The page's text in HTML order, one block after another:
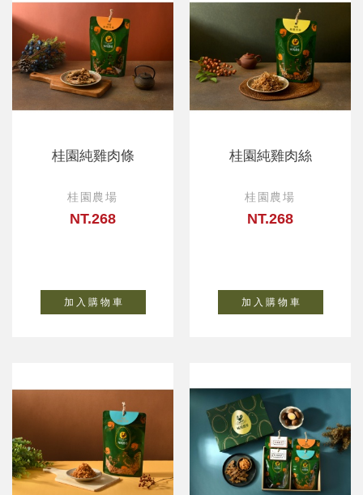
桂園純雞肉條
桂園農場
NT.268
加 入 購 物 車
桂園純雞肉絲
桂園農場
NT.268
加 入 購 物 車